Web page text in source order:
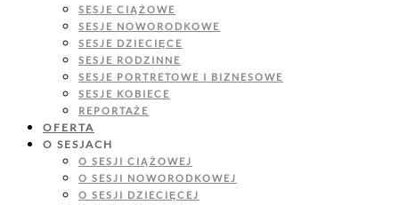
SESJE CIĄŻOWE
SESJE NOWORODKOWE
SESJE DZIECIĘCE
SESJE RODZINNE
SESJE PORTRETOWE I BIZNESOWE
SESJE KOBIECE
REPORTAŻE
OFERTA
O SESJACH
O SESJI CIĄŻOWEJ
O SESJI NOWORODKOWEJ
O SESJI DZIECIĘCEJ